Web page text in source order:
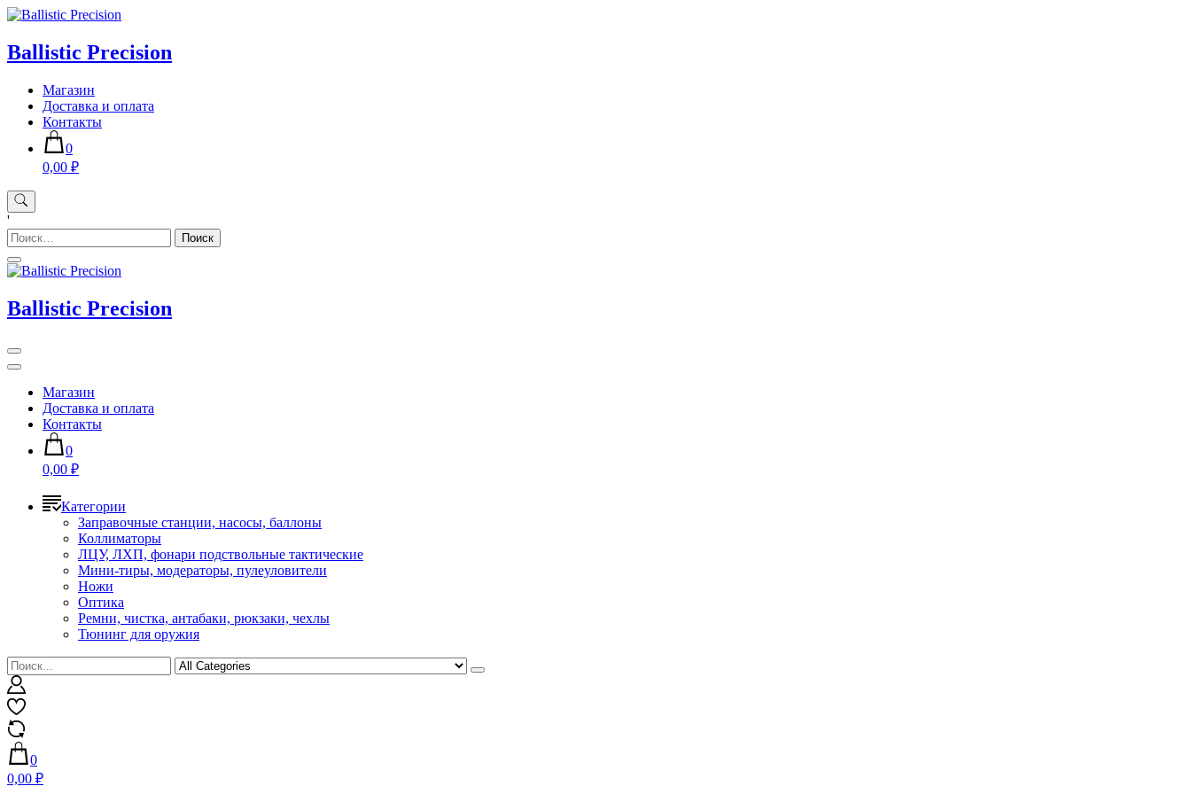
Skip
content
Ballistic Precision
Магазин
Доставка и оплата
Контакты
0
0,00 ₽
'
Найти:
Ballistic Precision
Магазин
Доставка и оплата
Контакты
0
0,00 ₽
Категории
Заправочные станции, насосы, баллоны
Коллиматоры
ЛЦУ, ЛХП, фонари подствольные тактические
Мини-тиры, модераторы, пулеуловители
Ножи
Оптика
Ремни, чистка, антабаки, рюкзаки, чехлы
Тюнинг для оружия
0
0,00 ₽